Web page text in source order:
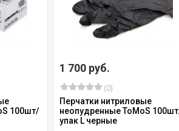
100шт/
1 700 руб.
(0)
Перчатки нитриловые
неопудренные ToMoS
упак L черные